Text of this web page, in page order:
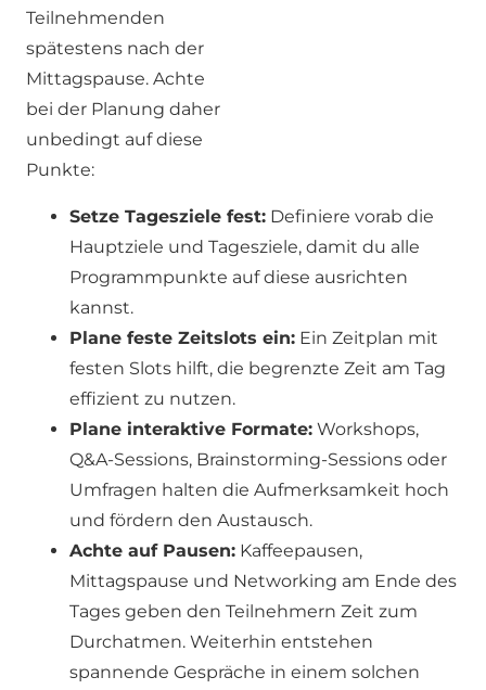
Teilnehmenden
spätestens nach der
Mittagspause. Achte
bei der Planung daher
unbedingt auf diese
Punkte:
Setze Tagesziele fest: Definiere vorab die
Hauptziele und Tagesziele, damit du alle
Programmpunkte auf diese ausrichten
kannst.
Plane feste Zeitslots ein: Ein Zeitplan mit
festen Slots hilft, die begrenzte Zeit am Tag
effizient zu nutzen.
Plane interaktive Formate: Workshops,
Q&A-Sessions, Brainstorming-Sessions oder
Umfragen halten die Aufmerksamkeit hoch
und fördern den Austausch.
Achte auf Pausen: Kaffeepausen,
Mittagspause und Networking am Ende des
Tages geben den Teilnehmern Zeit zum
Durchatmen. Weiterhin entstehen
spannende Gespräche in einem solchen